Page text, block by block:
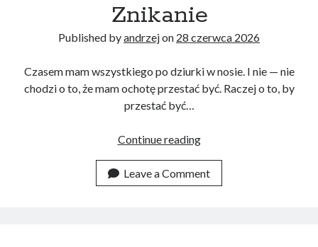
Świętość czy przyzwyczajenie?
Krąg nienawiści
Po co?
Najnowsze komentarze
Znikanie
Published byandrzejon 28 czerwca 2026
Czasem mam wszystkiego po dziurki w nosie. I nie — nie
chodzi o to, że mam ochotę przestać być. Raczej o to, by
przestać być…
Continue readingZnikanie
Leave a Comment